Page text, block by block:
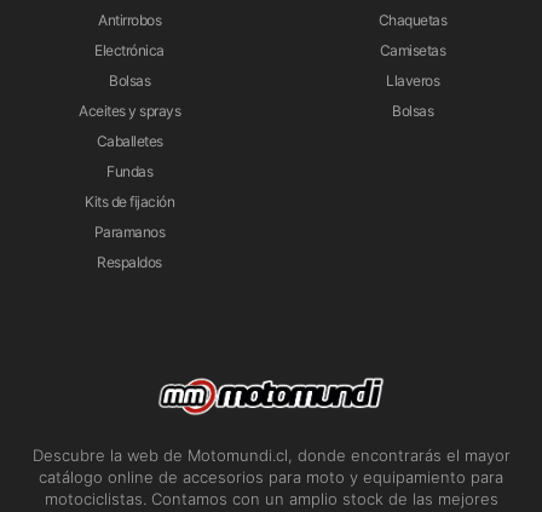
Antirrobos
Electrónica
Bolsas
Aceites y sprays
Caballetes
Fundas
Kits de fijación
Paramanos
Respaldos
Chaquetas
Camisetas
Llaveros
Bolsas
Descubre la web de Motomundi.cl, donde encontrarás el mayor
catálogo online de accesorios para moto y equipamiento para
motociclistas. Contamos con un amplio stock de las mejores